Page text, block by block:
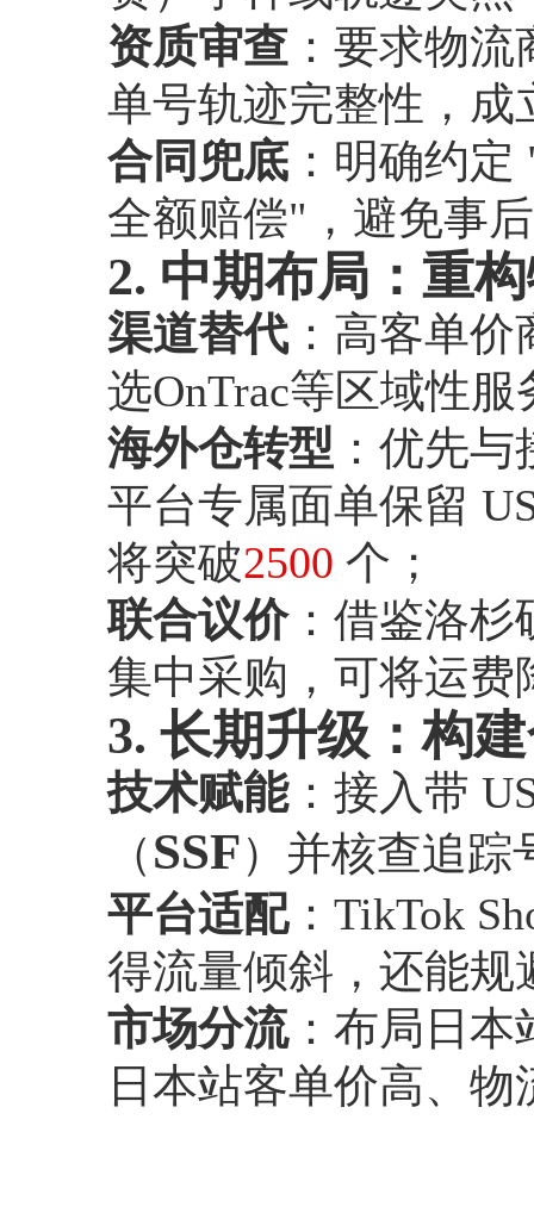
资质审查 ：要求物
单号轨迹完整性，成
合同兜底 ：明确约
全额赔偿"，避免事
2. 中期布局：重
渠道替代：高客单价
选OnTrac等区域性
海外仓转型 ：优先
平台专属面单保留
将突破2500 个；
联合议价：借鉴洛杉
集中采购，可将运费
3. 长期升级：构
技术赋能：接入带
（SSF）并核查追踪
平台适配：TikTok
得流量倾斜，还能规
市场分流：布局日本
日本站客单价高、